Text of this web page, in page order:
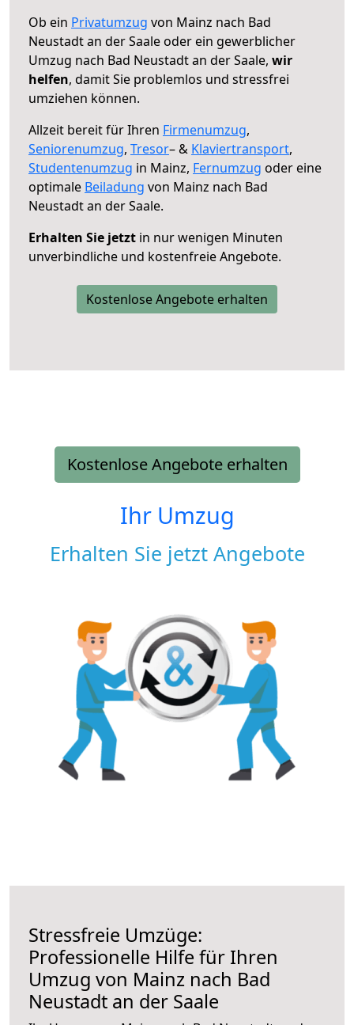
Ob ein Privatumzug von Mainz nach Bad
Neustadt an der Saale oder ein gewerblicher
Umzug nach Bad Neustadt an der Saale, wir
helfen, damit Sie problemlos und stressfrei
umziehen können.
Allzeit bereit für Ihren Firmenumzug,
Seniorenumzug, Tresor– & Klaviertransport,
Studentenumzug in Mainz, Fernumzug oder eine
optimale Beiladung von Mainz nach Bad
Neustadt an der Saale.
Erhalten Sie jetzt in nur wenigen Minuten
unverbindliche und kostenfreie Angebote.
Kostenlose Angebote erhalten
Kostenlose Angebote erhalten
Ihr Umzug
Erhalten Sie jetzt Angebote
Stressfreie Umzüge:
Professionelle Hilfe für Ihren
Umzug von Mainz nach Bad
Neustadt an der Saale